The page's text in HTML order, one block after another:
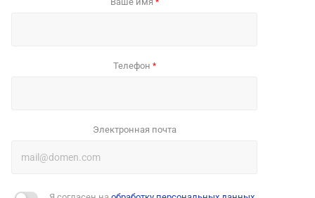
Телефон *
Электронная почта